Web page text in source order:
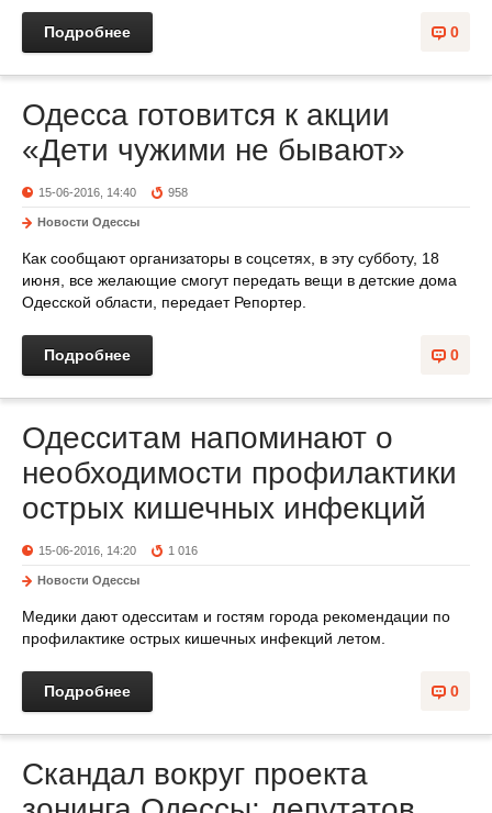
0
Подробнее
Одесса готовится к акции
«Дети чужими не бывают»
15-06-2016, 14:40 958
Новости Одессы
Как сообщают организаторы в соцсетях, в эту субботу, 18
июня, все желающие смогут передать вещи в детские дома
Одесской области, передает Репортер.
0
Подробнее
Одесситам напоминают о
необходимости профилактики
острых кишечных инфекций
15-06-2016, 14:20 1 016
Новости Одессы
Медики дают одесситам и гостям города рекомендации по
профилактике острых кишечных инфекций летом.
0
Подробнее
Скандал вокруг проекта